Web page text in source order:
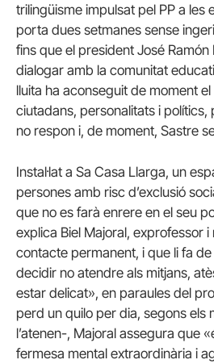
trilingüisme impulsat pel PP a les
porta dues setmanes sense
fins que el president José Ramón
dialogar amb la comunitat
lluita ha aconseguit de moment
ciutadans, personalitats i polítics,
no respon i, de moment, Sastre
Instal·lat a Sa Casa Llarga, un
persones amb risc d’exclusió
que no es farà enrere en el seu
explica Biel Majoral, exprofessor
contacte permanent, i que li fa
decidir no atendre als mitjans,
estar delicat», en paraules del
perd un quilo per dia, segons els
l’atenen-, Majoral assegura que
fermesa mental extraordinària i